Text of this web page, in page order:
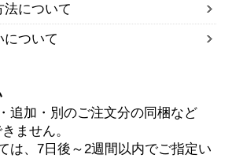
について
について
追加・別のご注文分の同梱など
ません。
は、7日後～2週間以内でご指定い